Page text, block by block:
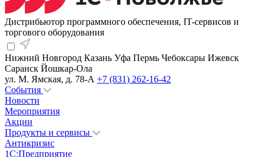
Дистрибьютор программного обеспечения, IT-сервисов и
торгового оборудования
Нижний Новгород Казань Уфа Пермь Чебоксары Ижевск
Саранск Йошкар-Ола
ул. М. Ямская, д. 78-А +7 (831) 262-16-42
События
Новости
Мероприятия
Акции
Продукты и сервисы
Антикризис
1С:Предприятие